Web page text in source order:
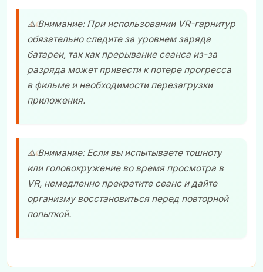
⚠️ Внимание: При использовании VR-гарнитур
обязательно следите за уровнем заряда
батареи, так как прерывание сеанса из-за
разряда может привести к потере прогресса
в фильме и необходимости перезагрузки
приложения.
⚠️ Внимание: Если вы испытываете тошноту
или головокружение во время просмотра в
VR, немедленно прекратите сеанс и дайте
организму восстановиться перед повторной
попыткой.